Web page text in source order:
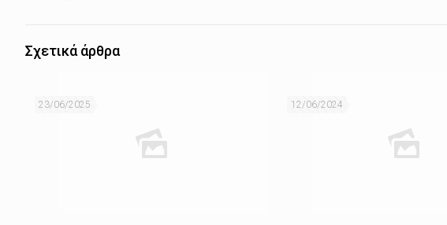
Σχετικά άρθρα
23/06/2025 12/06/2024